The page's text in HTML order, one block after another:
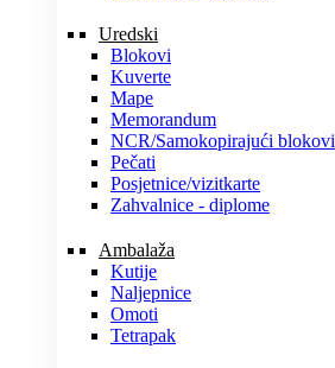
Uredski
Blokovi
Kuverte
Mape
Memorandum
NCR/Samokopirajući blokovi
Pečati
Posjetnice/vizitkarte
Zahvalnice - diplome
Ambalaža
Kutije
Naljepnice
Omoti
Tetrapak